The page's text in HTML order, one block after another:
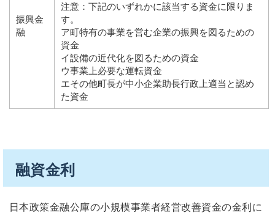
振興金
融
注意：下記のいずれかに該当する資金に限りま
す。
ア町特有の事業を営む企業の振興を図るための
資金
イ設備の近代化を図るための資金
ウ事業上必要な運転資金
エその他町長が中小企業助長行政上適当と認め
た資金
融資金利
日本政策金融公庫の小規模事業者経営改善資金の金利に